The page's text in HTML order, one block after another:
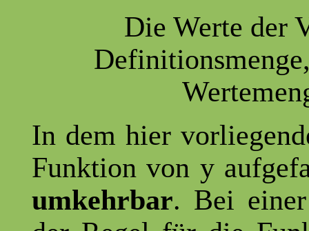
Die Werte der
In dem hier
Funktion von y
umkehrbar. Bei